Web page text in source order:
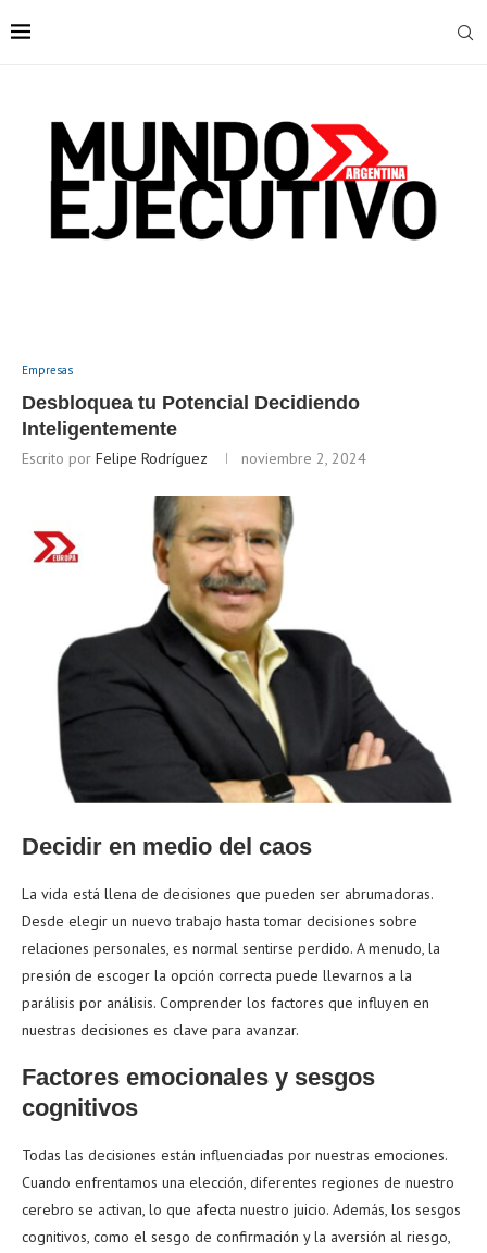
Empresas
Desbloquea tu Potencial Decidiendo
Inteligentemente
Escrito por Felipe Rodríguez noviembre 2, 2024
Decidir en medio del caos
La vida está llena de decisiones que pueden ser abrumadoras.
Desde elegir un nuevo trabajo hasta tomar decisiones sobre
relaciones personales, es normal sentirse perdido. A menudo, la
presión de escoger la opción correcta puede llevarnos a la
parálisis por análisis. Comprender los factores que influyen en
nuestras decisiones es clave para avanzar.
Factores emocionales y sesgos
cognitivos
Todas las decisiones están influenciadas por nuestras emociones.
Cuando enfrentamos una elección, diferentes regiones de nuestro
cerebro se activan, lo que afecta nuestro juicio. Además, los sesgos
cognitivos, como el sesgo de confirmación y la aversión al riesgo,